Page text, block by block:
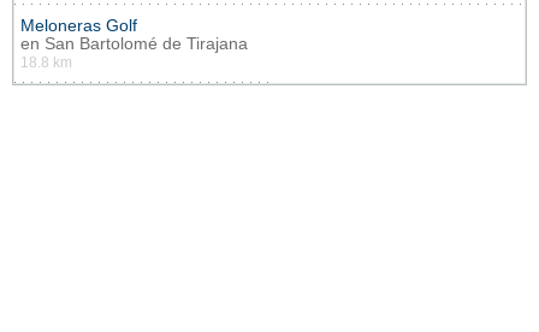
Meloneras Golf
en San Bartolomé de Tirajana
18.8 km